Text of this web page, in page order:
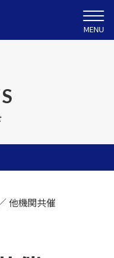
MENU
他機関共催